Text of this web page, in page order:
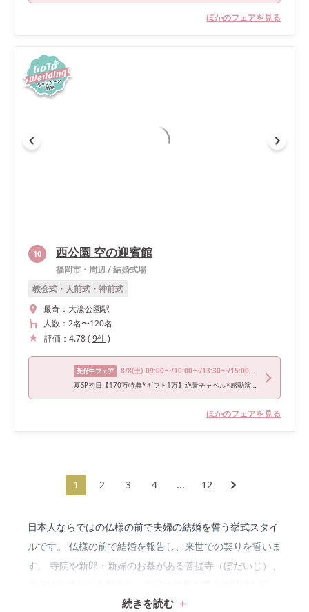
ほかのフェアを見る
10
福岡市・周辺/結婚式場
西公園 空の迎賓館
教会式・人前式・神前式
最寄： 大濠公園駅
人数： 2名〜120名
評価： 4.78( 9件)
受付中フェア 8/8(土) 09:00〜/10:00〜/13:30〜/15:00〜/18:00〜
夏SP初日【170万特典*ギフト1万】絶景チャペル*感動演出*3万試食
ほかのフェアを見る
1 2 3 4 ... 12
日本人ならではの仏様の前で夫婦の結婚を誓う挙式スタイ
ルです。 仏様の前で結婚を報告し、来世での契りを誓いま
す。 寺院や新郎・新婦のお墓がある菩提寺（ぼだいじ）、
続きを読む